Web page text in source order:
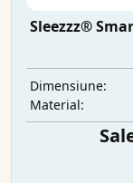
Sleezzz®
Dimensiune:
Material: